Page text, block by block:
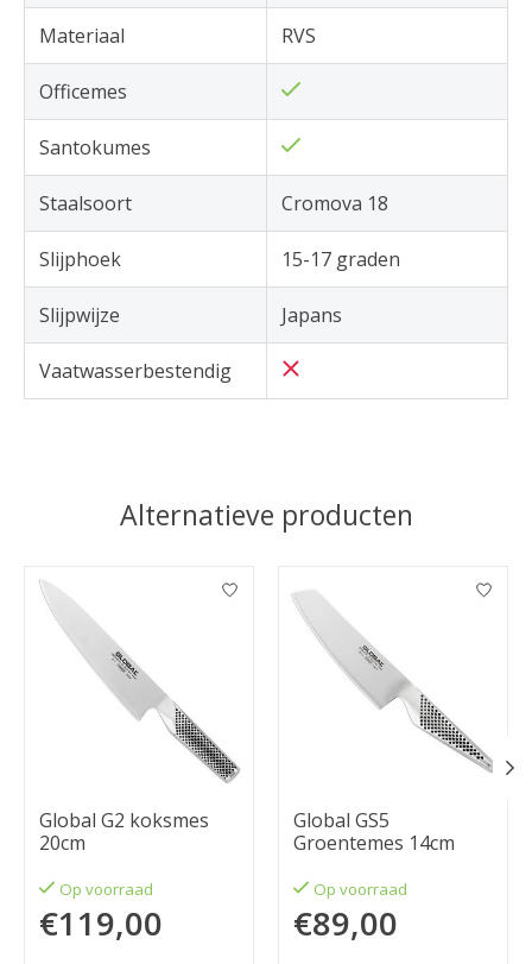
Materiaal RVS
Officemes
Santokumes
Staalsoort Cromova 18
Slijphoek 15-17 graden
Slijpwijze Japans
Vaatwasserbestendig
Alternatieve producten
Items van productcarrousel
Global G2 koksmes
20cm
Op voorraad
€119,00
Global GS5
Groentemes 14cm
Op voorraad
€89,00